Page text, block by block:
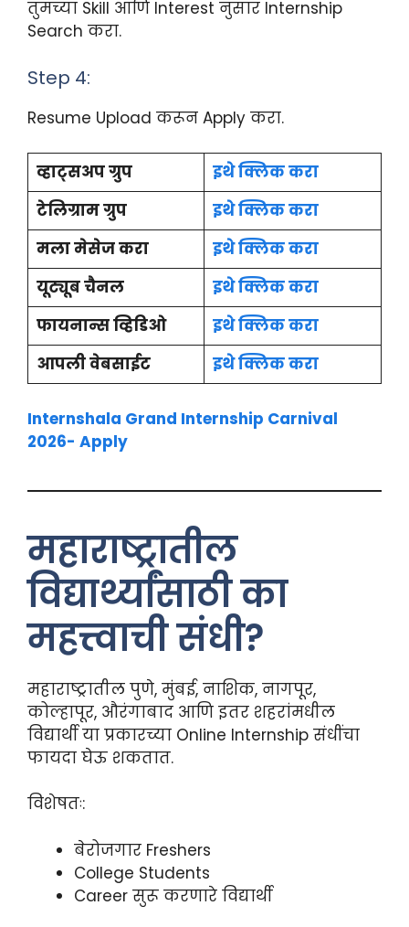
तुमच्या Skill आणि Interest नुसार Internship
Search करा.
Step 4:
Resume Upload करून Apply करा.
व्हाट्सअप ग्रुप
इथे क्लिक करा
टेलिग्राम ग्रुप
इथे क्लिक करा
मला मेसेज करा
इथे क्लिक करा
यूट्यूब चैनल
इथे क्लिक करा
फायनान्स व्हिडिओ
इथे क्लिक करा
आपली वेबसाईट
इथे क्लिक करा
Internshala Grand Internship Carnival
2026- Apply
महाराष्ट्रातील
विद्यार्थ्यांसाठी का
महत्त्वाची संधी?
महाराष्ट्रातील पुणे, मुंबई, नाशिक, नागपूर,
कोल्हापूर, औरंगाबाद आणि इतर शहरांमधील
विद्यार्थी या प्रकारच्या Online Internship संधींचा
फायदा घेऊ शकतात.
विशेषतः:
बेरोजगार Freshers
College Students
Career सुरू करणारे विद्यार्थी